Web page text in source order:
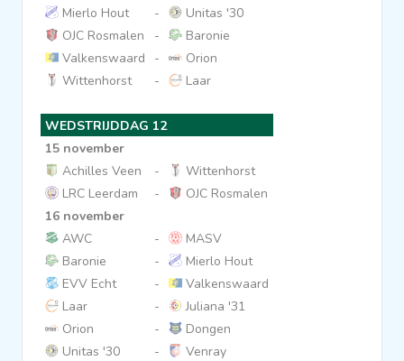
Mierlo Hout
-
Unitas '30
OJC Rosmalen
-
Baronie
Valkenswaard
-
Orion
Wittenhorst
- Laar
WEDSTRIJDDAG 12
15 november
Achilles Veen
-
Wittenhorst
LRC Leerdam
-
OJC Rosmalen
16 november
AWC
-
MASV
Baronie
-
Mierlo Hout
EVV Echt
-
Valkenswaard
Laar
-
Juliana '31
Orion
-
Dongen
Unitas '30
- Venray